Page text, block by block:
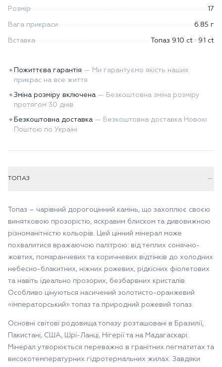
Розмір 17
Вага прикраси 6.85 г
Вставка Топаз 9.10 ct · 9.1 ct
✦ Пожиттєва гарантія — Ми гарантуємо якість наших
прикрас на все життя
✦Зміна розміру включена — Безкоштовна зміна розміру
протягом 30 днів
✦ Безкоштовна доставка — Безкоштовна доставка Новою
Поштою по Україні
ТОПАЗ
Топаз – чарівний дорогоцінний камінь, що захоплює своєю
винятковою прозорістю, яскравим блиском та дивовижною
різноманітністю кольорів. Цей цінний мінерал може
похвалитися вражаючою палітрою: від теплих сонячно-
жовтих, помаранчевих та коричневих відтінків до холодних
небесно-блакитних, ніжних рожевих, рідкісних фіолетових
та навіть ідеально прозорих, безбарвних кристалів.
Особливо цінуються насичений золотисто-оранжевий
«імператорський» топаз та природний рожевий топаз.
Основні світові родовища топазу розташовані в Бразилії,
Пакистані, США, Шрі-Ланці, Нігерії та на Мадагаскарі.
Мінерал утворюється переважно в гранітних пегматитах та
високотемпературних гідротермальних жилах. Завдяки